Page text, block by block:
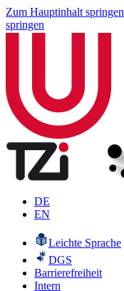
Zum Hauptinhalt springen
springen
DE
EN
Leichte Sprache
DGS
Barrierefreiheit
Intern